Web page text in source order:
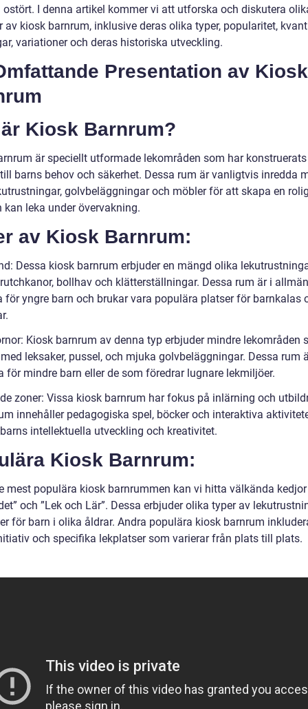
ostört. I denna artikel kommer vi att utforska och diskutera
av kiosk barnrum, inklusive deras olika typer, popularitet,
variationer och deras historiska utveckling.
Presentation av Kiosk
Kiosk Barnrum?
är speciellt utformade lekområden som har
barns behov och säkerhet. Dessa rum är vanligtvis inredda
golvbeläggningar och möbler för att skapa en
kan leka under övervakning.
av Kiosk Barnrum:
Dessa kiosk barnrum erbjuder en mängd olika
bollhav och klätterställningar. Dessa rum är i
för yngre barn och brukar vara populära platser för barnkalas
Kiosk barnrum av denna typ erbjuder mindre lekområden
leksaker, pussel, och mjuka golvbeläggningar. Dessa rum
för mindre barn eller de som föredrar lugnare lekmiljöer.
zoner: Vissa kiosk barnrum har fokus på inlärning och
innehåller pedagogiska spel, böcker och interaktiva
intellektuella utveckling och kreativitet.
Kiosk Barnrum:
mest populära kiosk barnrummen kan vi hitta välkända
och ”Lek och Lär”. Dessa erbjuder olika typer av
för barn i olika åldrar. Andra populära kiosk barnrum
och specifika lekplatser som varierar från plats till plats.